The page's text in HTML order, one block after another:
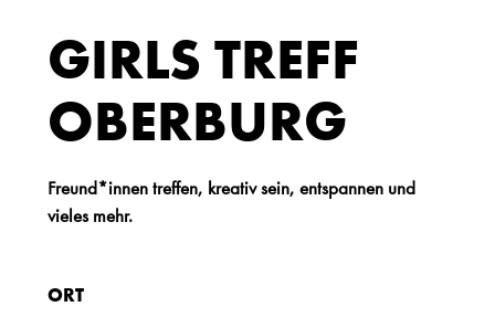
GIRLS TREFF
OBERBURG
Freund*innen treffen, kreativ sein, entspannen und
vieles mehr.
ORT